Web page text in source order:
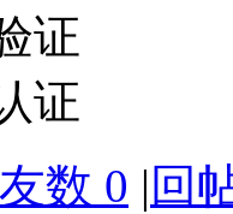
证
证
数 0 | 回